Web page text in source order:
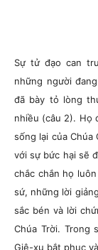
Sự tử đạo can
những người
đã bày tỏ lòng
nhiều (câu 2). Họ
sống lại của
với sự bức hại sẽ
chắc chắn họ
sứ, những lời
sắc bén và lời
Chúa Trời. Trong
Giê-xu bắt phục